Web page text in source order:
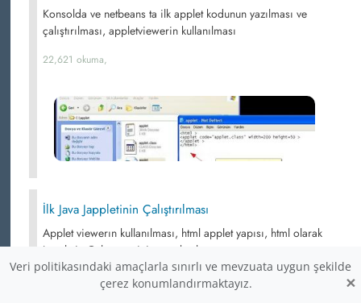
Konsolda ve netbeans ta ilk applet kodunun yazılması ve
çalıştırılması, appletviewerin kullanılması
22,621 okuma,
İlk Java Jappletinin Çalıştırılması
Applet viewerın kullanılması, html applet yapısı, html olarak
jappletin Çalışması için gerekenler
20,834 okuma,
Veri politikasındaki amaçlarla sınırlı ve mevzuata uygun şekilde
çerez konumlandırmaktayız.
×